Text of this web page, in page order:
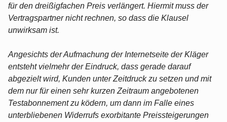
für den dreißigfachen Preis verlängert. Hiermit muss der
Vertragspartner nicht rechnen, so dass die Klausel
unwirksam ist.
Angesichts der Aufmachung der Internetseite der Kläger
entsteht vielmehr der Eindruck, dass gerade darauf
abgezielt wird, Kunden unter Zeitdruck zu setzen und mit
dem nur für einen sehr kurzen Zeitraum angebotenen
Testabonnement zu ködern, um dann im Falle eines
unterbliebenen Widerrufs exorbitante Preissteigerungen